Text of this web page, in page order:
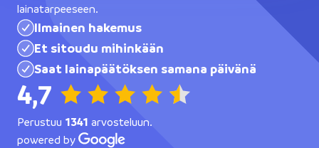
lainatarpeeseen.
Ilmainen hakemus
Et sitoudu mihinkään
Saat lainapäätöksen samana päivänä
4,7
Perustuu 1341 arvosteluun.
powered by